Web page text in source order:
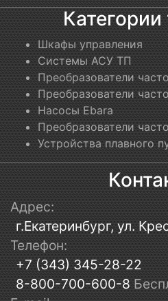
Категории
Шкафы управления
Системы АСУ ТП
Преобразователи
Преобразователи
Насосы Ebara
Преобразователи
Устройства плавного
Адрес:
г.Екатеринбург, ул.
Телефон:
+7 (343) 345-28-22
8-800-700-600-8